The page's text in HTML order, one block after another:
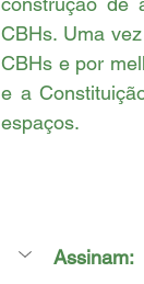
CBHs. Uma
CBHs e por
e a
espaços.
Assinam: